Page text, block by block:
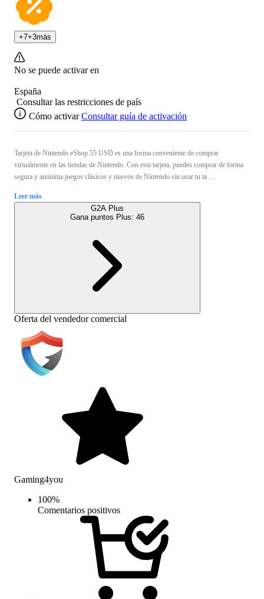
+7+3más
No se puede activar en
España
Consultar las restricciones de país
Cómo activar Consultar guía de activación
Tarjeta de Nintendo eShop 55 USD es una forma conveniente de comprar
virtualmente en las tiendas de Nintendo. Con esta tarjeta, puedes comprar de forma
segura y anónima juegos clásicos y nuevos de Nintendo sin usar tu ta ...
Leer más
G2A Plus
Gana puntos Plus: 46
Oferta del vendedor comercial
Gaming4you
100%
Comentarios positivos